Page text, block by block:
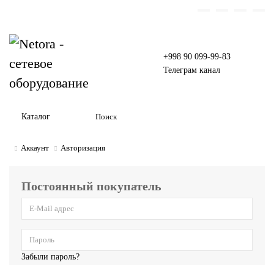
+998 90 099-99-83
Телеграм канал
Каталог
Аккаунт Авторизация
Постоянный покупатель
Забыли пароль?